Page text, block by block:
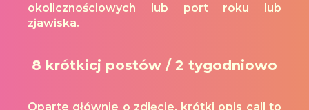
okolicznościowych lub port roku lub
zjawiska.
8 krótkicj postów / 2 tygodniowo
Oparte głównie o zdjęcie, krótki opis call to